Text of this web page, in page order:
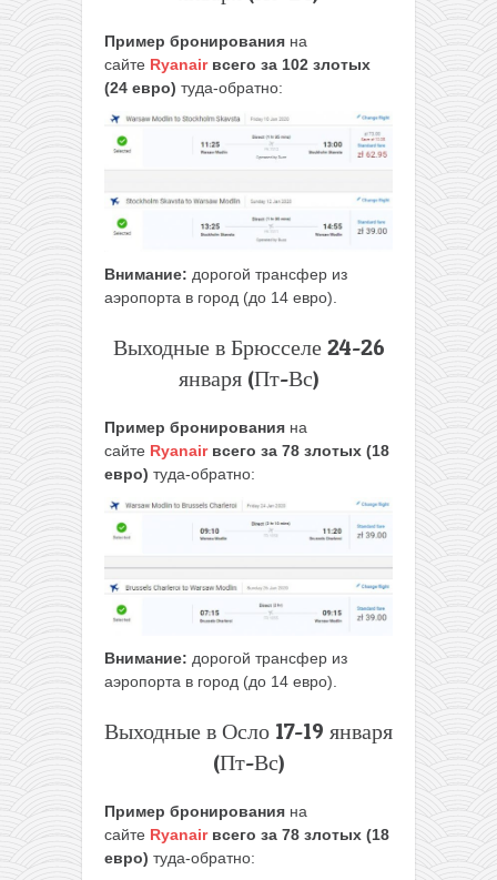
Пример бронирования на
сайте Ryanair всего за 102 злотых
(24 евро) туда-обратно:
Внимание: дорогой трансфер из
аэропорта в город (до 14 евро).
Выходные в Брюсселе 24-26
января (Пт-Вс)
Пример бронирования на
сайте Ryanair всего за 78 злотых (18
евро) туда-обратно:
Внимание: дорогой трансфер из
аэропорта в город (до 14 евро).
Выходные в Осло 17-19 января
(Пт-Вс)
Пример бронирования на
сайте Ryanair всего за 78 злотых (18
евро) туда-обратно: